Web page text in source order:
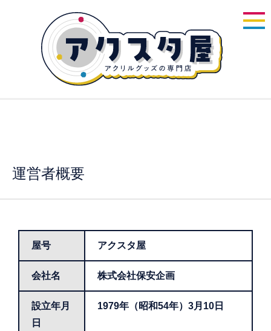
運営者概要
屋号 アクスタ屋
会社名 株式会社保安企画
設立年月
日
1979年（昭和54年）3月10日